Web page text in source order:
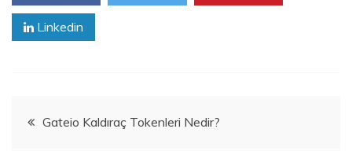
Linkedin
YazıGateio Kaldıraç Tokenleri Nedir?